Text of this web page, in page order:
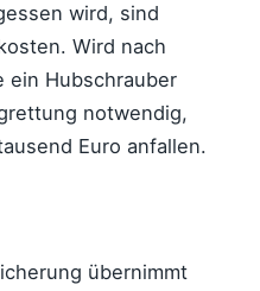
wird, sind
Wird nach
ein Hubschrauber
notwendig,
Euro anfallen.
übernimmt